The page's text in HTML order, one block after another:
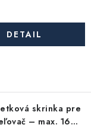
DETAIL
skrinka pre
– max. 16